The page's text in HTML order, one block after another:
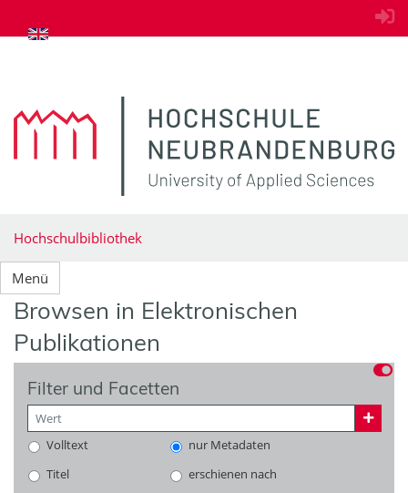
zum Inhalt springen
Hochschulbibliothek
Menü
Browsen in Elektronischen
Publikationen
Filter und Facetten
Volltext
nur Metadaten
Titel
erschienen nach